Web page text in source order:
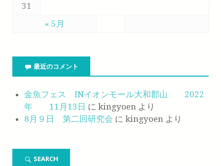
« 5月
31
最近のコメント
金魚フェス INイオンモール大和郡山 2022
年 11月13日 に kingyoen より
8月９日 第二回研究会 に kingyoen より
SEARCH